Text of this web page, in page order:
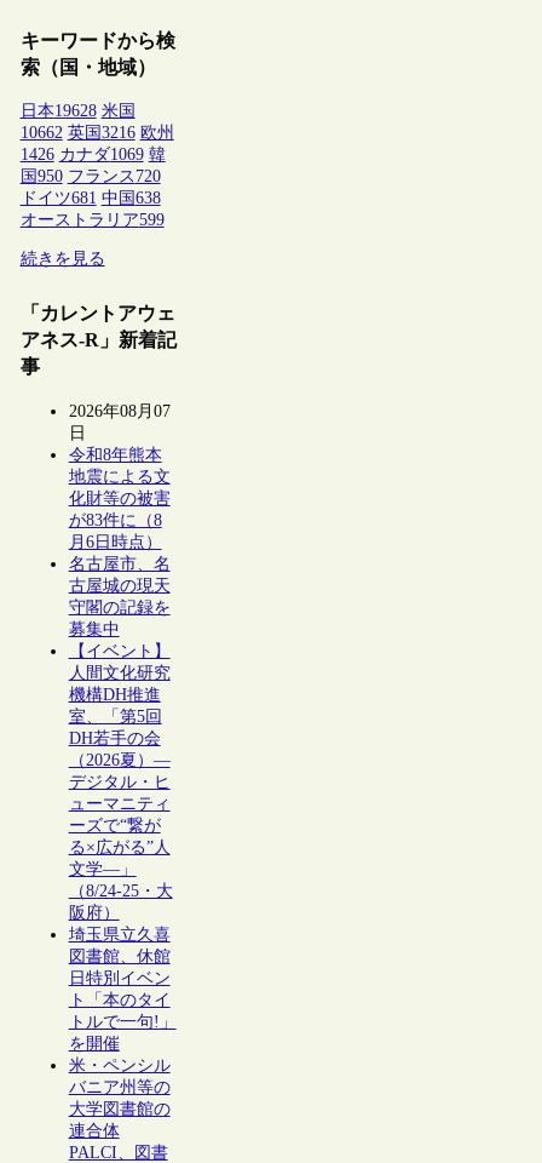
キーワードから検
索（国・地域）
日本19628 米国
10662 英国 3216 欧州
1426 カナダ1069 韓
国 950 フランス 720
ドイツ681 中国 638
オーストラリア599
続きを見る
「カレントアウェ
アネス-R」新着記
事
2026年08月07
日
令和8年熊本
地震による文
化財等の被害
が83件に（8
月6日時点）
名古屋市、名
古屋城の現天
守閣の記録を
募集中
【イベント】
人間文化研究
機構DH推進
室、「第5回
DH若手の会
（2026夏）―
デジタル・ヒ
ューマニティ
ーズで“繋が
る×広がる”人
文学―」
（8/24-25・大
阪府）
埼玉県立久喜
図書館、休館
日特別イベン
ト「本のタイ
トルで一句!」
を開催
米・ペンシル
バニア州等の
大学図書館の
連合体
PALCI、図書